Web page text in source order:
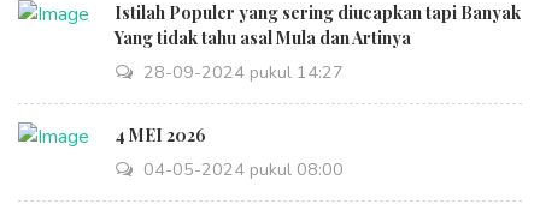
Istilah Populer yang sering diucapkan tapi Banyak
Yang tidak tahu asal Mula dan Artinya
28-09-2024 pukul 14:27
4 MEI 2026
04-05-2024 pukul 08:00